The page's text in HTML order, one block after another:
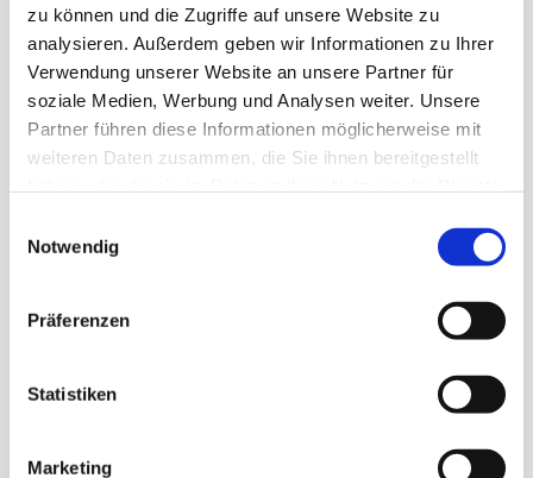
zu können und die Zugriffe auf unsere Website zu
analysieren. Außerdem geben wir Informationen zu Ihrer
Verwendung unserer Website an unsere Partner für
soziale Medien, Werbung und Analysen weiter. Unsere
Partner führen diese Informationen möglicherweise mit
weiteren Daten zusammen, die Sie ihnen bereitgestellt
Notwendig
Präferenzen
Statistiken
Marketing
"offene Kirche"
So 15 -17 Uhr
Gemeindebüro
Tel. 3485
Di und FR
10 -12 Uhr
Do 15-18 Uhr
Friedhofsbüro Mi 14- 17 Uhr
Margaretenkirche
59174 Kamen